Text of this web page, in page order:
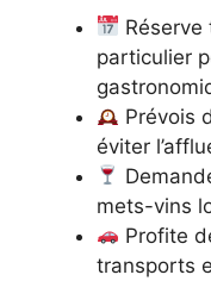
Réserve
particulier
Prévois
éviter
mets-vins
Profite
transports